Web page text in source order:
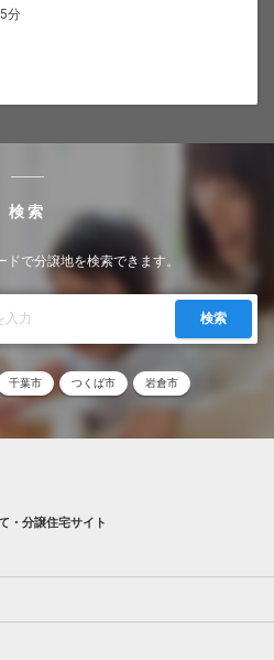
分
検索
で分譲地を検索できます。
検索
千葉市 つくば市 岩倉市
・分譲住宅サイト